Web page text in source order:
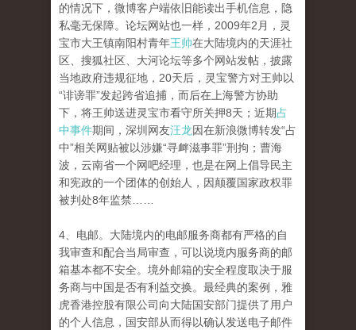
的情况下，微博客户端依旧能读出手机信息，隐
私毫无保障。论坛网站也一样，2009年2月，灵
宝市大王镇南阳村青年王帅在大陆境内的天涯社
区、搜狐社区、大河论坛等多个网站发帖，披露
当地政府违规征地，20天后，灵宝警方对王帅以
“诽谤罪”发起跨省追捕，而后在上海警方协助
下，将王帅送进灵宝市看守所关押8天；近期占
中事件期间，深圳网友汪龙因在新浪微博转发“占
中”相关网贴被以涉嫌“寻衅滋事罪”刑拘；曹海
波，云南省一个网吧经理，也是在网上倡导民主
和宪政的一个团体的创始人，因颠覆国家政权罪
被判处8年监禁……
4、电邮。大陆境内的电邮服务商都有严格的自
我审查和配合当局审查，可以说境内服务商的邮
箱基本都不安全。境外邮箱的安全程度取决于服
务商与中国是否有利益交换。最经典的案例，雅
虎香港控股有限公司向大陆国安部门提供了用户
的个人信息，国安部从而得以确认发送电子邮件